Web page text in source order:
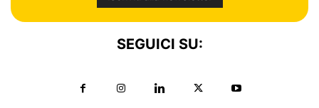
SEGUICI SU: